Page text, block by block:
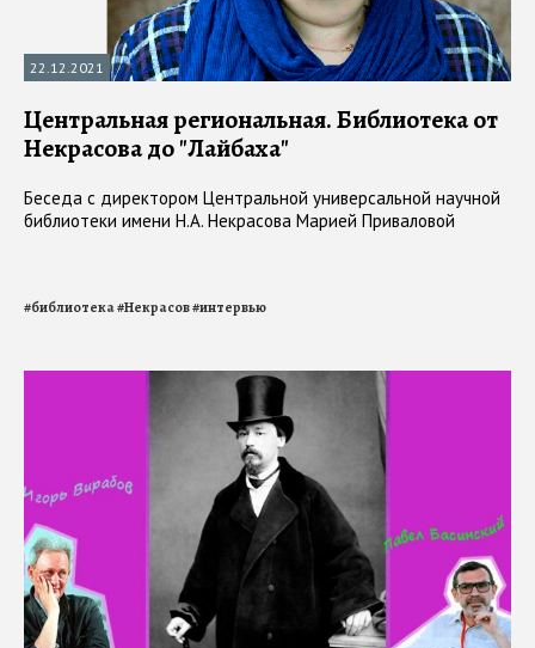
22.12.2021
Центральная региональная. Библиотека от
Некрасова до "Лайбаха"
Беседа с директором Центральной универсальной научной
библиотеки имени Н.А. Некрасова Марией Приваловой
#библиотека#Некрасов#интервью